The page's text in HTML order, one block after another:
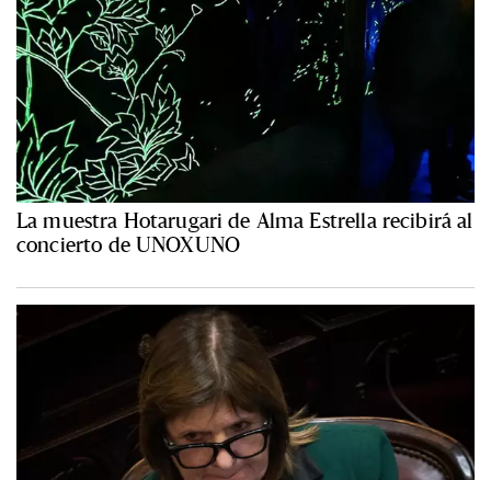
La muestra Hotarugari de Alma Estrella recibirá al
concierto de UNOXUNO